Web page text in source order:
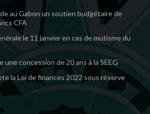
au Gabon un soutien budgétaire de
CFA
le 11 janvier en cas de mutisme du
une concession de 20 ans à la SEEG
la Loi de finances 2022 sous réserve